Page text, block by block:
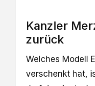
Kanzler
zurück
Welches Modell
verschenkt hat,